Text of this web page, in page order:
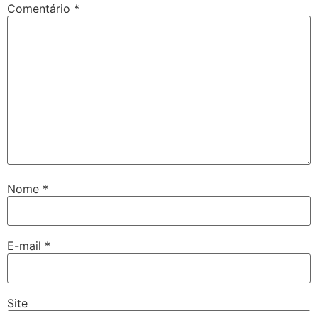
Comentário *
Nome *
E-mail *
Site